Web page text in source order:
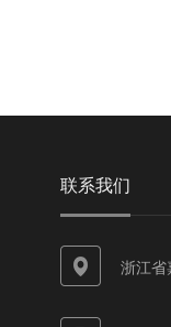
联系我们
浙江省